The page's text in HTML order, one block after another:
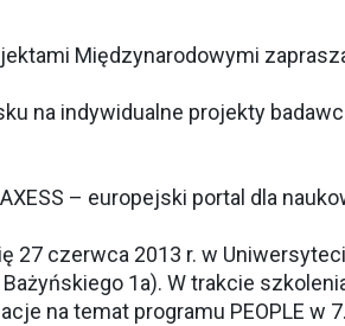
Międzynarodowymi
na indywidualne projekty
– europejski portal dla
27 czerwca 2013 r. w
Bażyńskiego 1a). W trakcie
na temat programu PEOPLE w